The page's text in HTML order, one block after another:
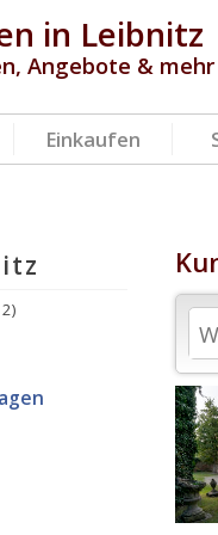
in Leibnitz
Angebote & mehr
Einkaufen